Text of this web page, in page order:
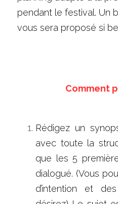
pendant le festival. Un
vous sera proposé si
Comment
Rédigez un
avec toute la
que les 5
dialogué. (Vous
d’intention et